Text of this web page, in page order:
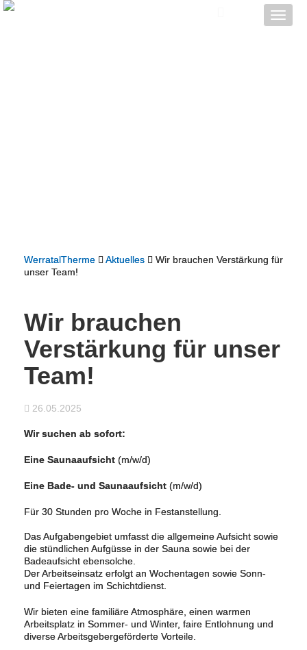
Toggle
WerratalTherme Aktuelles
Wir brauchen Verstärkung für
unser Team!
Wir brauchen
Verstärkung für unser
Team!
26.05.2025
Wir suchen ab sofort:
Eine Saunaaufsicht (m/w/d)
Eine Bade- und Saunaaufsicht (m/w/d)
Für 30 Stunden pro Woche in Festanstellung.
Das Aufgabengebiet umfasst die allgemeine Aufsicht sowie
die stündlichen Aufgüsse in der Sauna sowie bei der
Badeaufsicht ebensolche.
Der Arbeitseinsatz erfolgt an Wochentagen sowie Sonn-
und Feiertagen im Schichtdienst.
Wir bieten eine familiäre Atmosphäre, einen warmen
Arbeitsplatz in Sommer- und Winter, faire Entlohnung und
diverse Arbeitsgebergeförderte Vorteile.